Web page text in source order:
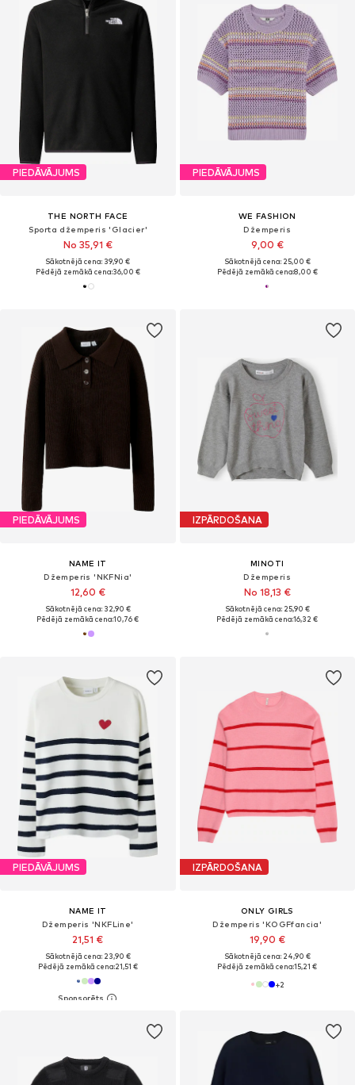
PIEDĀVĀJUMS
THE NORTH FACE
Sporta džemperis 'Glacier'
No 35,91 €
Sākotnējā cena: 39,90 €
Pēdējā zemākā cena:36,00 €
PIEDĀVĀJUMS
WE FASHION
Džemperis
9,00 €
Sākotnējā cena: 25,00 €
Pēdējā zemākā cena:8,00 €
PIEDĀVĀJUMS
NAME IT
Džemperis 'NKFNia'
12,60 €
Sākotnējā cena: 32,90 €
Pēdējā zemākā cena:10,76 €
IZPĀRDOŠANA
MINOTI
Džemperis
No 18,13 €
Sākotnējā cena: 25,90 €
Pēdējā zemākā cena:16,32 €
PIEDĀVĀJUMS
NAME IT
Džemperis 'NKFLine'
21,51 €
Sākotnējā cena: 23,90 €
Pēdējā zemākā cena:21,51 €
IZPĀRDOŠANA
ONLY GIRLS
Džemperis 'KOGFfancia'
19,90 €
Sākotnējā cena: 24,90 €
Pēdējā zemākā cena:15,21 €
+2